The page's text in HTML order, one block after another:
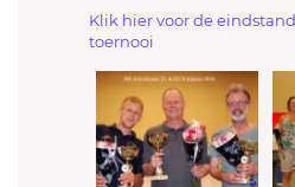
Klik hier voor de
toernooi